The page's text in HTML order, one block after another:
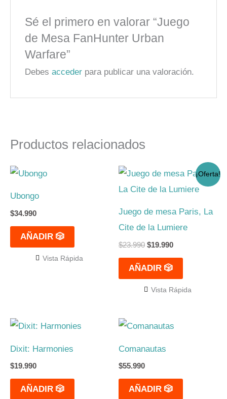
Sé el primero en valorar “Juego
de Mesa FanHunter Urban
Warfare”
Debesacceder para publicar una valoración.
Productos relacionados
Ubongo
$34.990
AÑADIR 🎲
Vista Rápida
¡Oferta!
Juego de mesa Paris, La
Cite de la Lumiere
$23.990
El
original
$23.990.
$19.990
El
actual
$19.990.
AÑADIR 🎲
Vista Rápida
Dixit: Harmonies
$19.990
AÑADIR 🎲
Comanautas
$55.990
AÑADIR 🎲